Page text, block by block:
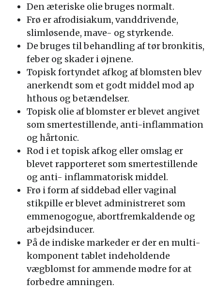
Den æteriske olie bruges normalt.
Frø er afrodisiakum, vanddrivende,
slimløsende, mave- og styrkende.
De bruges til behandling af tør bronkitis,
feber og skader i øjnene.
Topisk fortyndet afkog af blomsten blev
anerkendt som et godt middel mod ap
hthous og betændelser.
Topisk olie af blomster er blevet angivet
som smertestillende, anti-inflammation
og hårtonic.
Rod i et topisk afkog eller omslag er
blevet rapporteret som smertestillende
og anti- inflammatorisk middel.
Frø i form af siddebad eller vaginal
stikpille er blevet administreret som
emmenogogue, abortfremkaldende og
arbejdsinducer.
På de indiske markeder er der en multi-
komponent tablet indeholdende
vægblomst for ammende mødre for at
forbedre amningen.